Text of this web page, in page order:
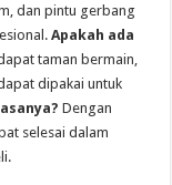
dan pintu gerbang
Apakah ada
taman bermain,
dipakai untuk
Dengan
selesai dalam